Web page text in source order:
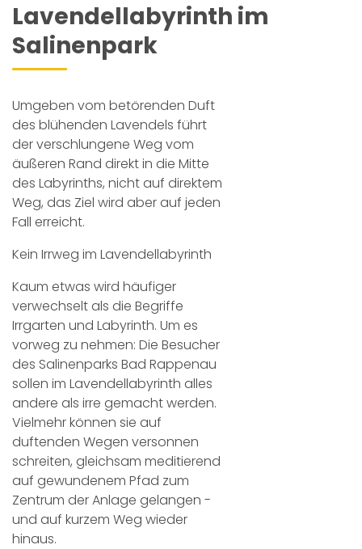
Lavendellabyrinth im
Salinenpark
Umgeben vom betörenden Duft
des blühenden Lavendels führt
der verschlungene Weg vom
äußeren Rand direkt in die Mitte
des Labyrinths, nicht auf direktem
Weg, das Ziel wird aber auf jeden
Fall erreicht.
Kein Irrweg im Lavendellabyrinth
Kaum etwas wird häufiger
verwechselt als die Begriffe
Irrgarten und Labyrinth. Um es
vorweg zu nehmen: Die Besucher
des Salinenparks Bad Rappenau
sollen im Lavendellabyrinth alles
andere als irre gemacht werden.
Vielmehr können sie auf
duftenden Wegen versonnen
schreiten, gleichsam meditierend
auf gewundenem Pfad zum
Zentrum der Anlage gelangen -
und auf kurzem Weg wieder
hinaus.